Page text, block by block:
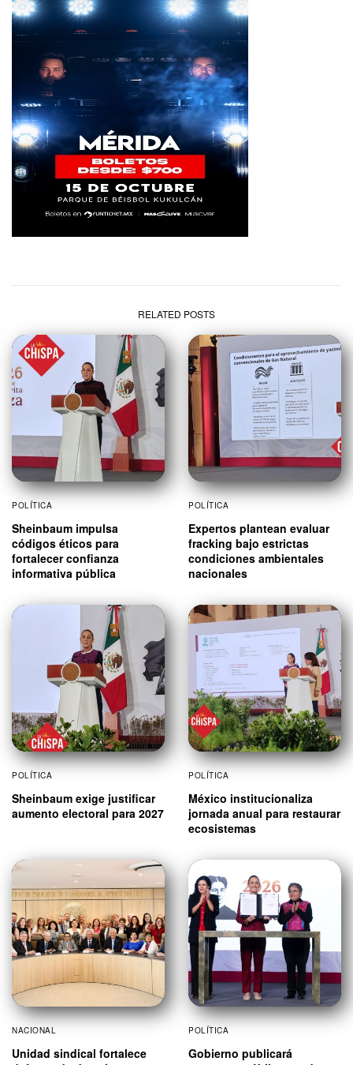
RELATED POSTS
POLÍTICA
Sheinbaum impulsa
códigos éticos para
fortalecer confianza
informativa pública
POLÍTICA
Expertos plantean evaluar
fracking bajo estrictas
condiciones ambientales
nacionales
POLÍTICA
Sheinbaum exige justificar
aumento electoral para 2027
POLÍTICA
México institucionaliza
jornada anual para restaurar
ecosistemas
NACIONAL
Unidad sindical fortalece
POLÍTICA
Gobierno publicará